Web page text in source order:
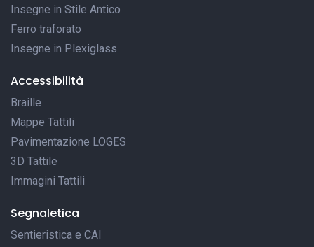
Insegne in Stile Antico
Ferro traforato
Insegne in Plexiglass
Accessibilità
Braille
Mappe Tattili
Pavimentazione LOGES
3D Tattile
Immagini Tattili
Segnaletica
Sentieristica e CAI